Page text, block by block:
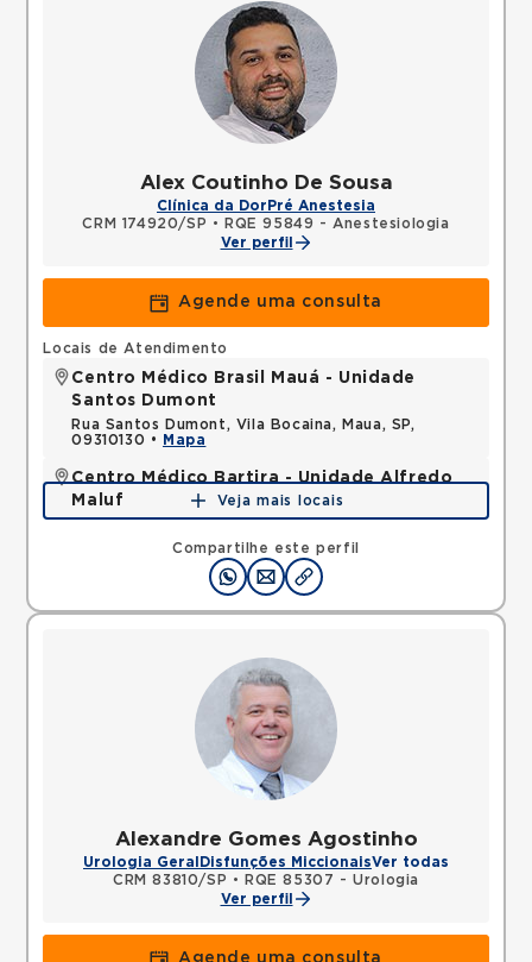
Alex Coutinho De Sousa
Clínica da Dor Pré Anestesia
CRM 174920/SP •
RQE 95849 - Anestesiologia
Ver perfil
Agende uma consulta
Compartilhe este perfil
Locais de Atendimento
Centro Médico Brasil Mauá - Unidade
Santos Dumont
Rua Santos Dumont, Vila Bocaina, Maua, SP,
09310130 •
Mapa
Centro Médico Bartira - Unidade Alfredo
Maluf
Avenida Alfredo Maluf, Jardim Santo Antonio,
Santo Andre, SP, 09240410 •
Mapa
Veja mais locais
Alexandre Gomes Agostinho
Urologia Geral Disfunções MiccionaisVer todas
CRM 83810/SP •
RQE 85307 - Urologia
Ver perfil
Agende uma consulta